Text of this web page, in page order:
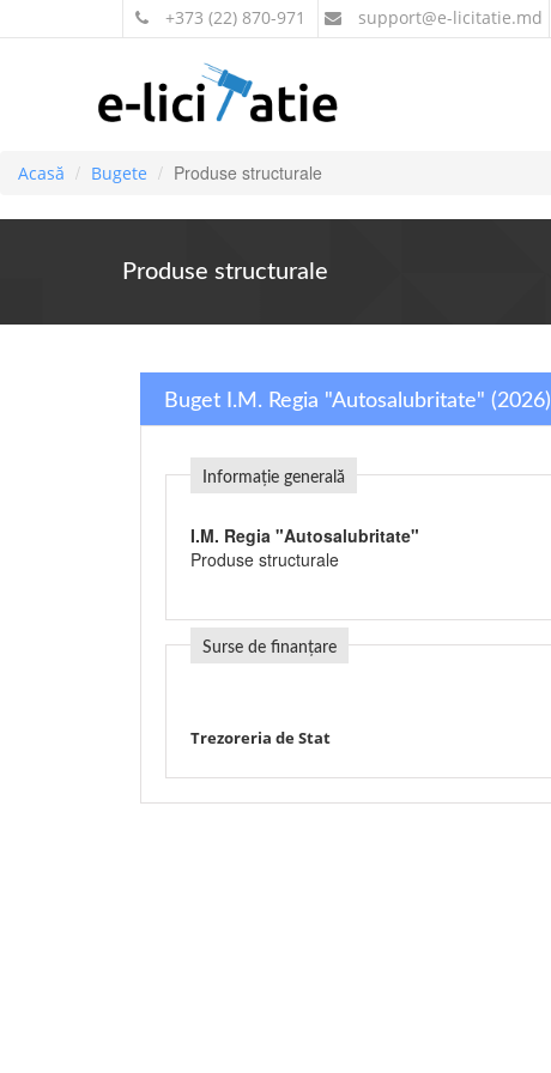
+373 (22) 870-971 support@e-licitatie.md
Acasă Bugete Produse structurale
Produse structurale
Buget I.M. Regia "Autosalubritate" (2026)
Informație generală
I.M. Regia "Autosalubritate"
Produse structurale
Surse de finanțare
Trezoreria de Stat